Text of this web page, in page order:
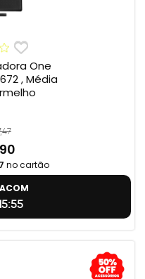
One
, Média
no cartão